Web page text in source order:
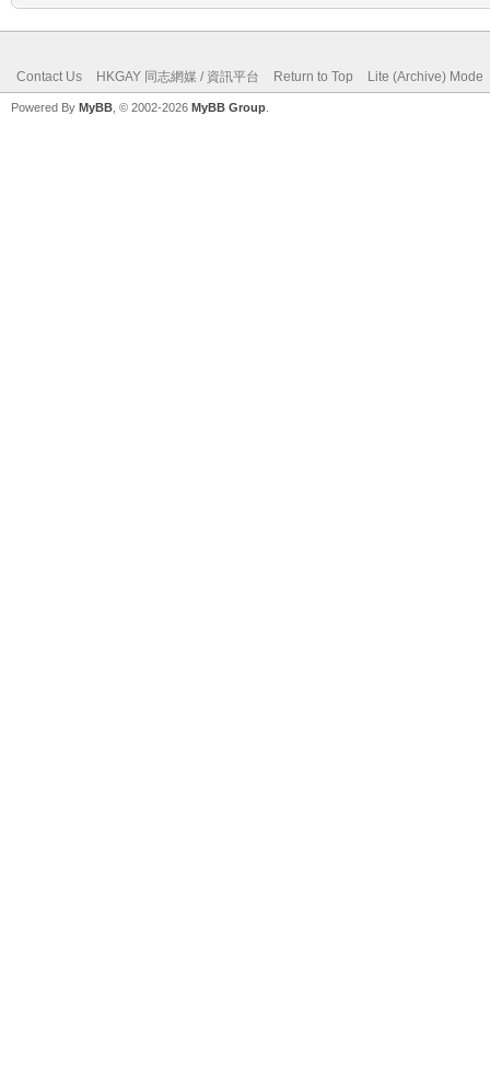
Contact Us HKGAY 同志網媒 / 資訊平台 Return to Top Lite (Archive) Mode
Powered By MyBB , © 2002-2026 MyBB Group